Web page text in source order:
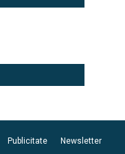
Publicitate
Newsletter